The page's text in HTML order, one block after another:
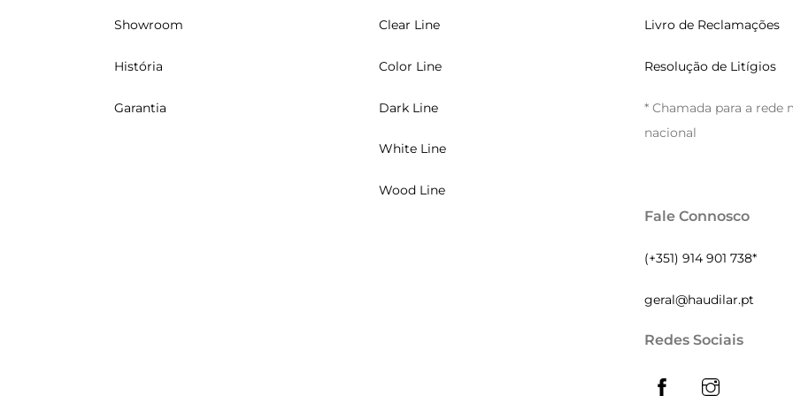
Showroom
História
Garantia
Clear Line
Color Line
Dark Line
White Line
Wood Line
Livro de Reclamações
Resolução de Litígios
* Chamada para a rede
nacional
Fale Connosco
(+351) 914 901 738*
geral@haudilar.pt
Redes Sociais